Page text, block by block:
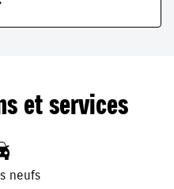
et services
neufs